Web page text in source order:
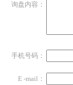
询盘内容：
手机号码：
E -mail：